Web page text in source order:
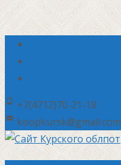
+7(4712)70-21-18
koopkursk@gmail.com